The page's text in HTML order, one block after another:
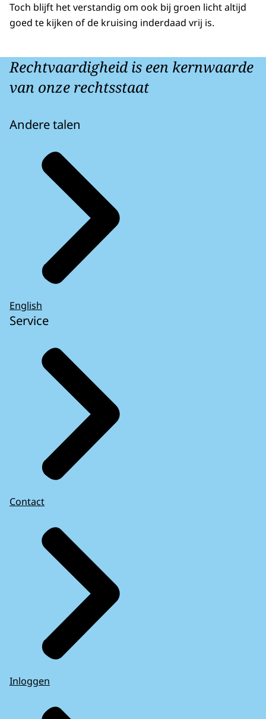
Toch blijft het verstandig om ook bij groen licht altijd
goed te kijken of de kruising inderdaad vrij is.
Rechtvaardigheid is een kernwaarde
van onze rechtsstaat
Andere talen
English
Service
Contact
Inloggen